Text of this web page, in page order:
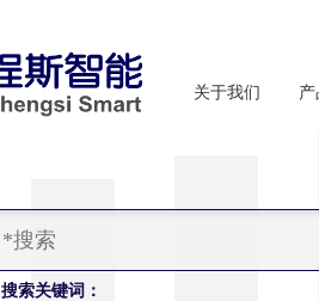
关于我们
搜索关键词：